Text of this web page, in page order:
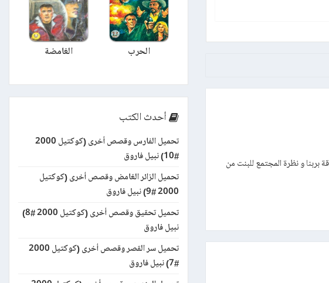
بربنا و نظرة المجتمع للبنت من
الحرب الغامضة
أحدث الكتب
تحميل الفارس وقصص أخرى (كوكتيل 2000
#10) نبيل فاروق
تحميل الزائر الغامض وقصص أخرى (كوكتيل
2000 #9) نبيل فاروق
تحميل تحقيق وقصص أخرى (كوكتيل 2000 #8)
نبيل فاروق
تحميل سر القصر وقصص أخرى (كوكتيل 2000
#7) نبيل فاروق